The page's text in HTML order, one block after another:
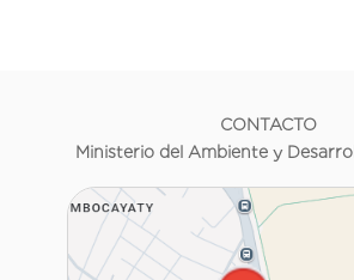
CONTACTO
Ministerio del Ambiente y